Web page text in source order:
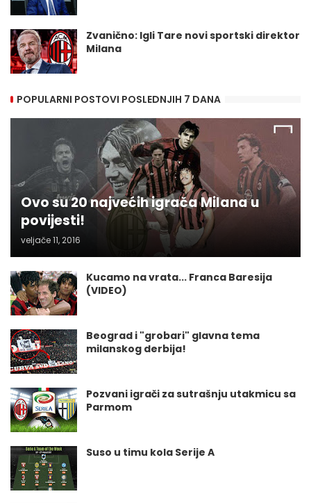
Zvanično: Igli Tare novi sportski direktor
Milana
POPULARNI POSTOVI POSLEDNJIH 7 DANA
Ovo su 20 najvećih igrača Milana u
povijesti!
veljače 11, 2016
Kucamo na vrata... Franca Baresija
(VIDEO)
Beograd i "grobari" glavna tema
milanskog derbija!
Pozvani igrači za sutrašnju utakmicu sa
Parmom
Suso u timu kola Serije A